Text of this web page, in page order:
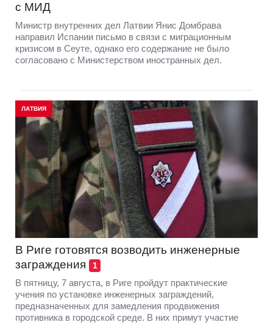
с МИД
Министр внутренних дел Латвии Янис Домбрава
направил Испании письмо в связи с миграционным
кризисом в Сеуте, однако его содержание не было
согласовано с Министерством иностранных дел.
ЛАТВИЯ
В Риге готовятся возводить инженерные
заграждения
1
В пятницу, 7 августа, в Риге пройдут практические
учения по установке инженерных заграждений,
предназначенных для замедления продвижения
противника в городской среде. В них примут участие